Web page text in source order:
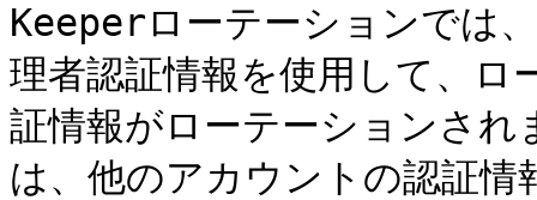
Keeperローテーションでは
理者認証情報を使用して、ロ
証情報がローテーションされ
は、他のアカウントの認証